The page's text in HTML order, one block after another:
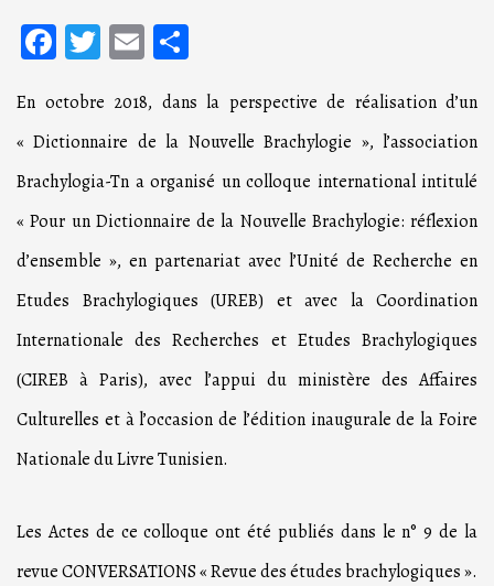
Facebook
Twitter
Email
En octobre 2018, dans la perspective de réalisation d’un
« Dictionnaire de la Nouvelle Brachylogie », l’association
Brachylogia-Tn a organisé un colloque international intitulé
« Pour un Dictionnaire de la Nouvelle Brachylogie: réflexion
d’ensemble », en partenariat avec l’Unité de Recherche en
Etudes Brachylogiques (UREB) et avec la Coordination
Internationale des Recherches et Etudes Brachylogiques
(CIREB à Paris), avec l’appui du ministère des Affaires
Culturelles et à l’occasion de l’édition inaugurale de la Foire
Nationale du Livre Tunisien.
Les Actes de ce colloque ont été publiés dans le n° 9 de la
revue CONVERSATIONS « Revue des études brachylogiques ».